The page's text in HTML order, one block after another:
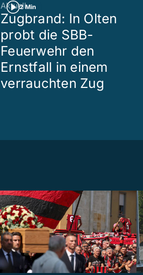
2 Min
Aktuell
Zugbrand: In Olten
probt die SBB-
Feuerwehr den
Ernstfall in einem
verrauchten Zug